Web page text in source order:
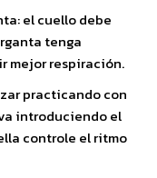
el cuello debe
tenga
mejor respiración.
practicando con
introduciendo el
controle el ritmo